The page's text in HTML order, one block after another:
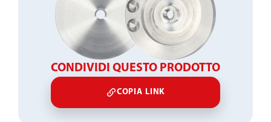
CONDIVIDI QUESTO PRODOTTO
COPIA LINK